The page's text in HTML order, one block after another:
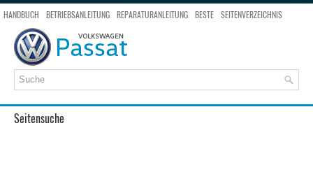
HANDBUCH BETRIEBSANLEITUNG REPARATURANLEITUNG BESTE
SEITENVERZEICHNIS
SEITENSUCHE
Seitensuche